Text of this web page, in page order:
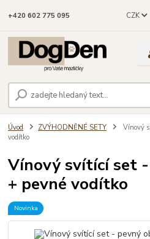
CZK
+420 602 775 095
Úvod ZVÝHODNĚNÉ SETY
Vínový
vodítko
Vínový svítící set
+ pevné vodítko
Novinka